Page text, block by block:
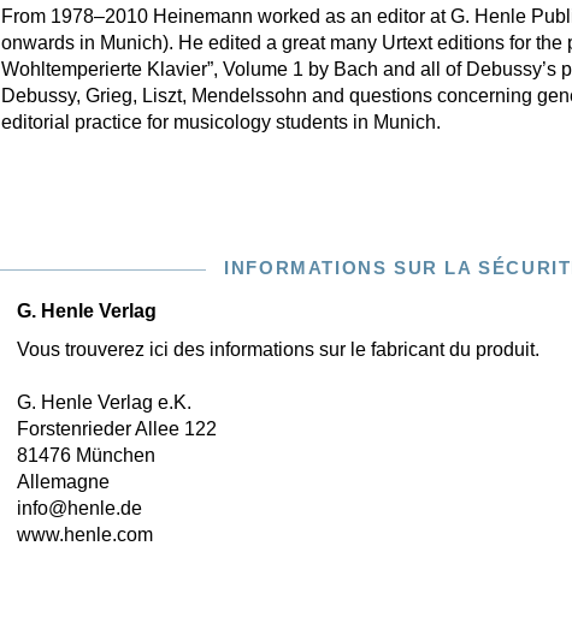
From 1978–2010 Heinemann worked as an editor at G. Henle
onwards in Munich). He edited a great many Urtext editions for
Wohltemperierte Klavier”, Volume 1 by Bach and all of Debussy’s
Debussy, Grieg, Liszt, Mendelssohn and questions concerning
editorial practice for musicology students in Munich.
INFORMATIONS SUR LA
G. Henle Verlag
Vous trouverez ici des informations sur le fabricant du produit.
G. Henle Verlag e.K.
Forstenrieder Allee 122
81476 München
Allemagne
info@henle.de
www.henle.com